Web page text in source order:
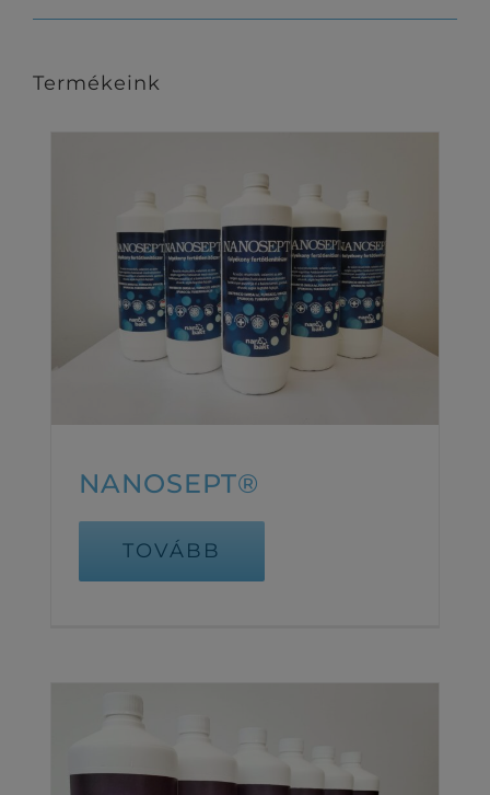
Termékeink
NANOSEPT®
TOVÁBB